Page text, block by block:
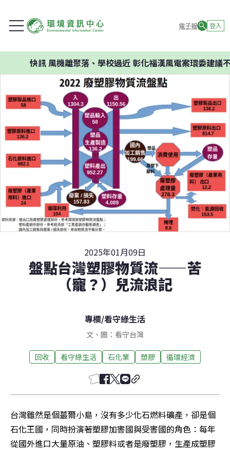
電子報 登入
風機離聚落、學校過近 彰化福漢風電案環委建議不應開發
2025年01月09日
盤點台灣塑膠物質流——苦
（寵？）兒流浪記
專欄/看守綠生活
文、圖：看守台灣
回收 看守綠生活 石化業 塑膠 循環經濟
台灣雖然是個蕞爾小島，沒有多少化石燃料礦產，卻是個
石化王國，同時扮演著塑膠加害國與受害國的角色：每年
從國外進口大量原油、塑膠料或者是廢塑膠，生產成塑膠